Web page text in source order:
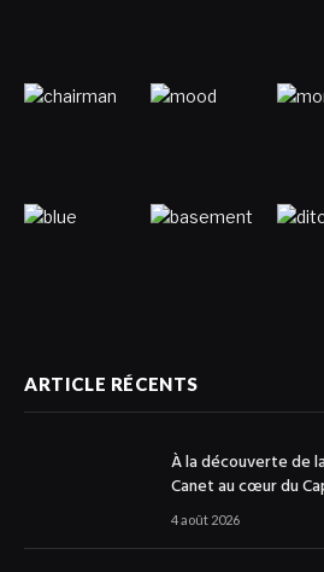
ARTICLE RÉCENTS
À la découverte de
Canet au cœur du
4 août 2026